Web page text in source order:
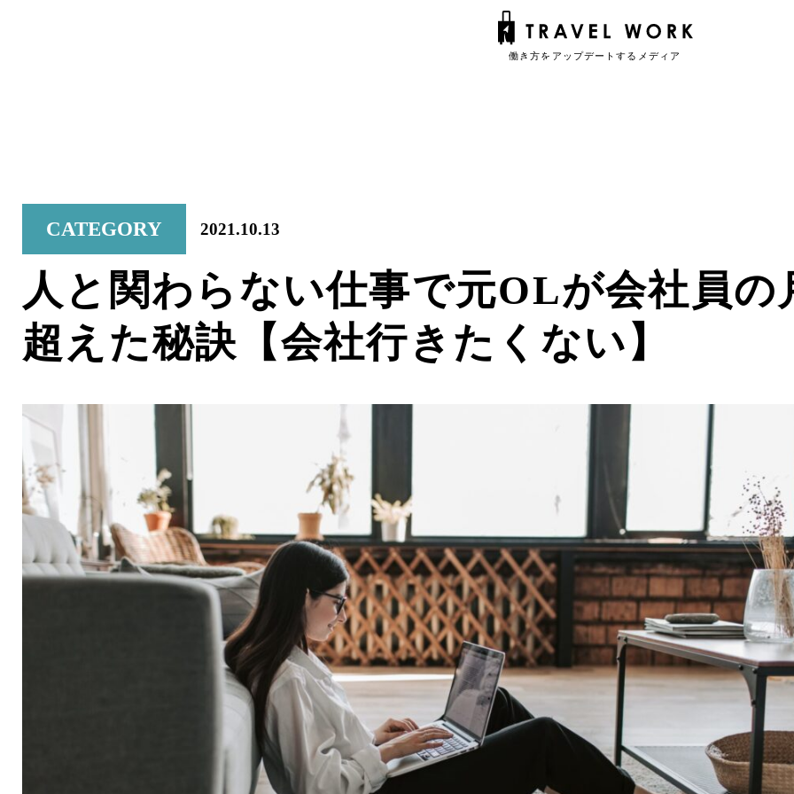
CATEGORY 2021.10.13
人と関わらない仕事で元OLが会社員の
超えた秘訣【会社行きたくない】